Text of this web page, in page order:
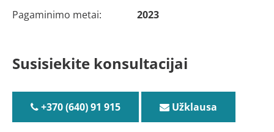
Pagaminimo metai:
2023
Susisiekite konsultacijai
+370 (640) 91 915 Užklausa